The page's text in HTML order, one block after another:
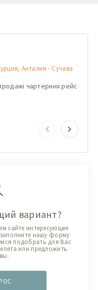
Анталия - Сучава
чартерних рейсів!
вариант?
сайте интересующее
нашу форму
подобрать для Вас
или предложить